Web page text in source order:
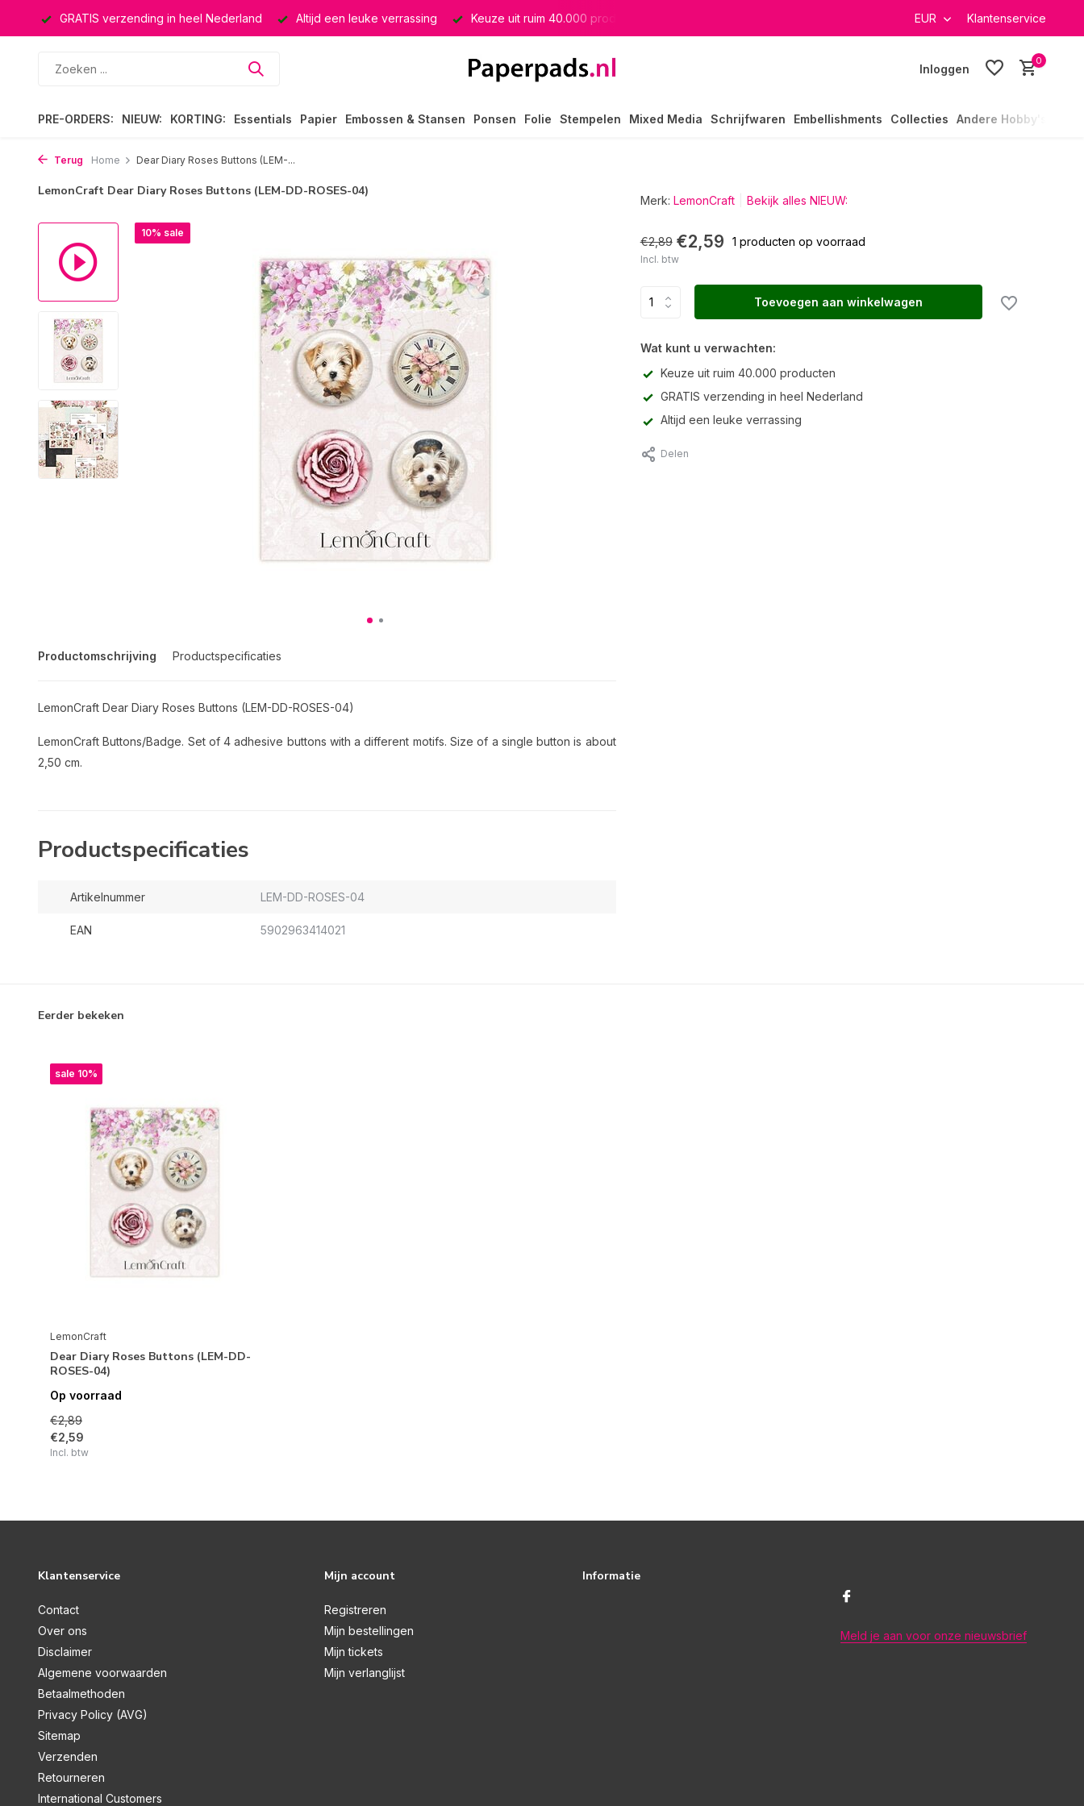
GRATIS verzending in heel Nederland Altijd een leuke verrassing Keuze uit ruim 40.000 producten EUR Klantenservice
Inloggen
0
PRE-ORDERS: NIEUW: KORTING: Essentials Papier Embossen & Stansen Ponsen Folie Stempelen Mixed Media Schrijfwaren Embellishments Collecties Andere Hobby's
Terug Home Dear Diary Roses Buttons (LEM-...
LemonCraft Dear Diary Roses Buttons (LEM-DD-ROSES-04)
10% sale
Productomschrijving Productspecificaties
LemonCraft Dear Diary Roses Buttons (LEM-DD-ROSES-04)
LemonCraft Buttons/Badge. Set of 4 adhesive buttons with a different motifs. Size of a single button is about
2,50 cm.
Productspecificaties
Artikelnummer LEM-DD-ROSES-04
EAN 5902963414021
Merk: LemonCraft Bekijk alles NIEUW:
€2,89 €2,59 1 producten op voorraad
Incl. btw
Toevoegen aan winkelwagen
Wat kunt u verwachten:
Keuze uit ruim 40.000 producten
GRATIS verzending in heel Nederland
Altijd een leuke verrassing
Delen
Eerder bekeken
sale 10%
LemonCraft
Dear Diary Roses Buttons (LEM-DD-
ROSES-04)
Op voorraad
€2,89
€2,59
Incl. btw
Klantenservice
Contact
Over ons
Disclaimer
Algemene voorwaarden
Betaalmethoden
Privacy Policy (AVG)
Sitemap
Verzenden
Retourneren
International Customers
Mijn account
Registreren
Mijn bestellingen
Mijn tickets
Mijn verlanglijst
Informatie
Meld je aan voor onze nieuwsbrief